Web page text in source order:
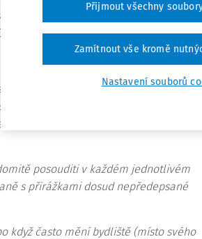
příkazu obsažený v
Komentáři k
str. 740), který k jeho použití uvádí:
která dosud není splatná,
pozdější vybrání daně (s přirážkami)
zajištění bylo vybrání (dobytí) daně (s
posouditi v každém jednotlivém
s přirážkami dosud nepředepsané
když často mění bydliště (místo svého
Nastavení souborů
Zamítnout vše kromě
Přijmout všechny